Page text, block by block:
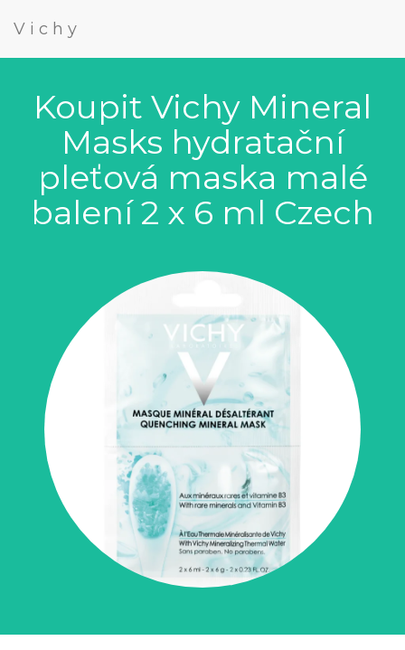
Vichy
Koupit Vichy Mineral
Masks hydratační
pleťová maska malé
balení 2 x 6 ml Czech